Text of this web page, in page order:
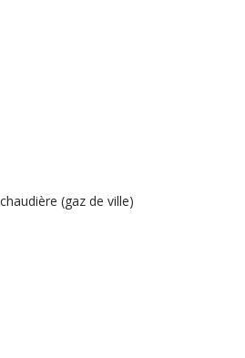
(gaz de ville)